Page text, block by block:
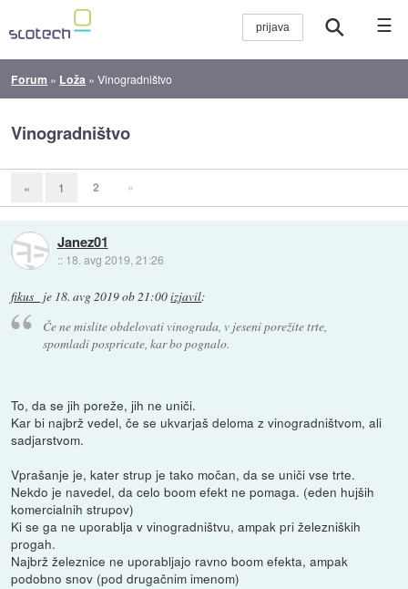
☰
Forum » Loža »Vinogradništvo
Vinogradništvo
« 1 2 »
Janez01
:: 18. avg 2019, 21:26
fikus_ je 18. avg 2019 ob 21:00izjavil:
Če ne mislite obdelovati vinograda, v jeseni porežite trte,
spomladi pospricate, kar bo pognalo.
To, da se jih poreže, jih ne uniči.
Kar bi najbrž vedel, če se ukvarjaš deloma z vinogradništvom, ali
sadjarstvom.
Vprašanje je, kater strup je tako močan, da se uniči vse trte.
Nekdo je navedel, da celo boom efekt ne pomaga. (eden hujših
komercialnih strupov)
Ki se ga ne uporablja v vinogradništvu, ampak pri železniških
progah.
Najbrž železnice ne uporabljajo ravno boom efekta, ampak
podobno snov (pod drugačnim imenom)